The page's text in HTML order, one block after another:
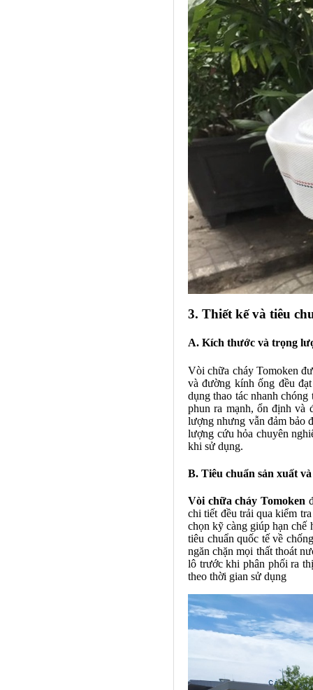
3. Thiết kế và tiêu
A. Kích thước và trọng
Vòi chữa cháy Tomoken
và đường kính ống đều
dụng thao tác nhanh
phun ra mạnh, ổn định và
lượng nhưng vẫn đảm bảo
lượng cứu hỏa chuyên
khi sử dụng.
B. Tiêu chuẩn sản xuất
Vòi chữa cháy Tomoken
chi tiết đều trải qua kiểm
chọn kỹ càng giúp hạn chế
tiêu chuẩn quốc tế về
ngăn chặn mọi thất thoát
lô trước khi phân phối ra
theo thời gian sử dụng